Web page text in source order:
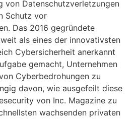
von Datenschutzverletzungen
Schutz vor
Das 2016 gegründete
als eines der innovativsten
Cybersicherheit anerkannt
gemacht, Unternehmen
Cyberbedrohungen zu
davon, wie ausgefeilt diese
von Inc. Magazine zu
wachsenden privaten